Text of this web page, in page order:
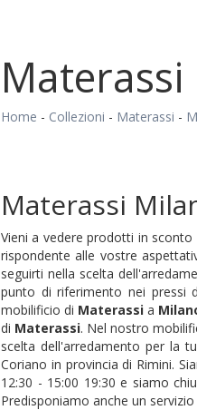
Home - Collezioni - Materassi -
Materassi
Vieni a vedere prodotti in sconto
rispondente alle vostre
seguirti nella scelta
punto di riferimento nei pressi
mobilificio di Materassi a
di Materassi. Nel nostro
scelta dell'arredamento per la
Coriano in provincia di Rimini.
12:30 - 15:00 19:30 e siamo
Predisponiamo anche un